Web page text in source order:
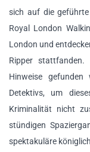
sich auf die
Royal London
London und
Ripper
Hinweise
Detektivs, um
Kriminalität nicht
stündigen
spektakuläre